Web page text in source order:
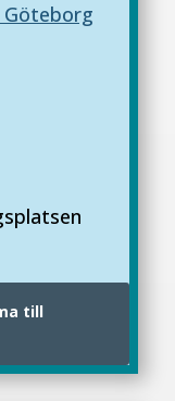
Göteborg
till